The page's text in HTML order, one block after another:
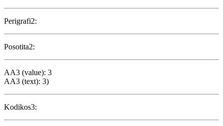
Perigrafi2:
Posotita2:
AA3 (value): 3
AA3 (text): 3)
Kodikos3: